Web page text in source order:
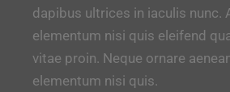
dapibus ultrices in iaculis nunc.
elementum nisi quis eleifend
vitae proin. Neque ornare
elementum nisi quis.